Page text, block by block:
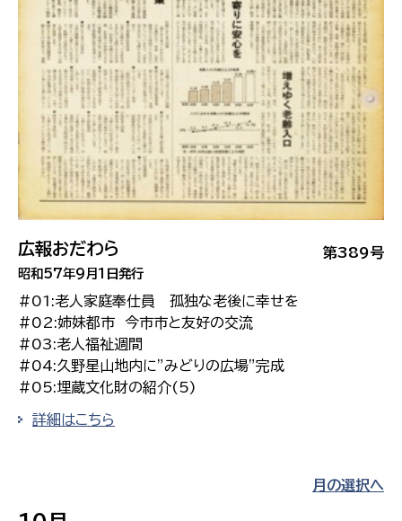
第389号
広報おだわら
昭和57年9月1日発行
#01:老人家庭奉仕員 孤独な老後に幸せを
#02:姉妹都市 今市市と友好の交流
#03:老人福祉週間
#04:久野星山地内に”みどりの広場”完成
#05:埋蔵文化財の紹介(5)
詳細はこちら
月の選択へ